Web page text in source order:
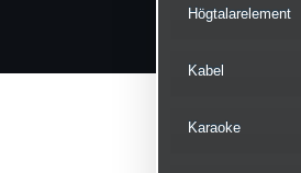
Högtalarelement
Kabel
Karaoke